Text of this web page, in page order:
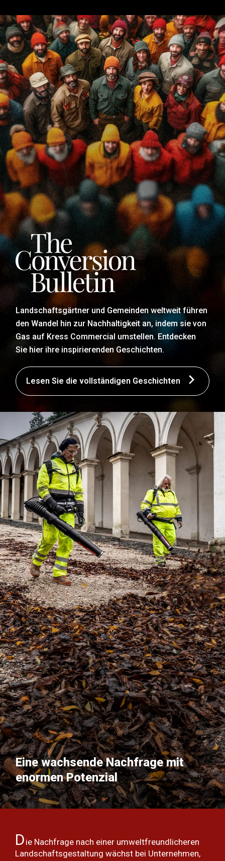
Landschaftsgärtner und Gemeinden weltweit führen
den Wandel hin zur Nachhaltigkeit an, indem sie von
Gas auf Kress Commercial umstellen. Entdecken
Sie hier ihre inspirierenden Geschichten.
Lesen Sie die vollständigen Geschichten
Eine wachsende Nachfrage mit
enormen Potenzial
D ie Nachfrage nach einer umweltfreundlicheren
Landschaftsgestaltung wächst bei Unternehmen,